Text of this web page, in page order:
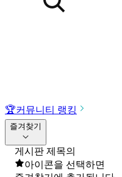
음식 · 영양제 리뷰
🏆커뮤니티 랭킹
즐겨찾기
게시판 제목의
아이콘을 선택하면